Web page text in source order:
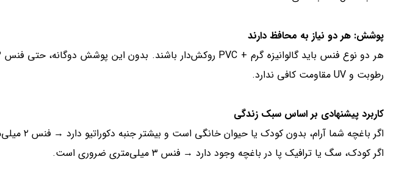
پوشش: هر دو نیاز به محافظ دارند
رطوبت و UV مقاومت کافی ندارد.
کاربرد پیشنهادی بر اساس سبک زندگی
اگر باغچه شما آرام، بدون کودک یا حیوان خانگی است و بیشتر جنبه دکوراتیو دارد → فنس ۲ میلی‌متری کافی است.
اگر کودک، سگ یا ترافیک پا در باغچه وجود دارد → فنس ۳ میلی‌متری ضروری است.